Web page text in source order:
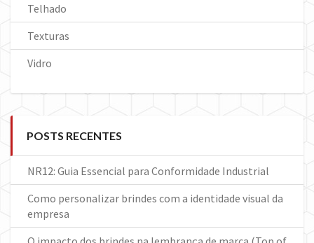
Telhado
Texturas
Vidro
POSTS RECENTES
NR12: Guia Essencial para Conformidade Industrial
Como personalizar brindes com a identidade visual da
empresa